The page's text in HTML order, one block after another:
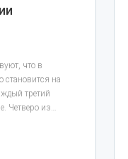
что в
становится на
третий
Четверо из…